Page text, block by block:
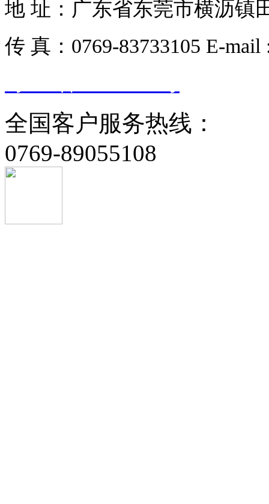
地 址：广东省东莞市横沥镇
传 真：0769-83733105 E-
全国客户服务热线：
0769-89055108